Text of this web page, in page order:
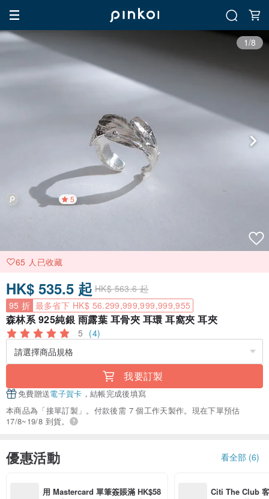
1/8
5
65 人已收藏
HK$ 535.5 起 HK$ 563.6 起
95 折 最多省下 HK$ 56.299,999,999,999,955
森林系 925純銀 雨露葉 耳骨夾 耳環 耳窩夾 耳夾
5 (4)
我要訂製
免費贈送電子賀卡 ，結帳完成後填寫
本商品為「接單訂製」。付款後需 7 個工作天製作。現在下單預估
17/8~19/8 到貨。
優惠活動 看全部 (6)
用 Mastercard 單筆簽賬滿 HK$58
Citi The Club